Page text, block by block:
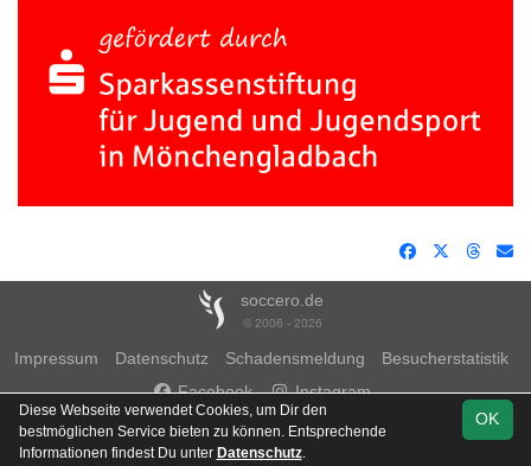
soccero.de
© 2006 - 2026
Impressum Datenschutz Schadensmeldung
Besucherstatistik
Facebook
Instagram
OK
Diese Webseite verwendet Cookies, um Dir den
bestmöglichen Service bieten zu können. Entsprechende
Informationen findest Du unter Datenschutz.